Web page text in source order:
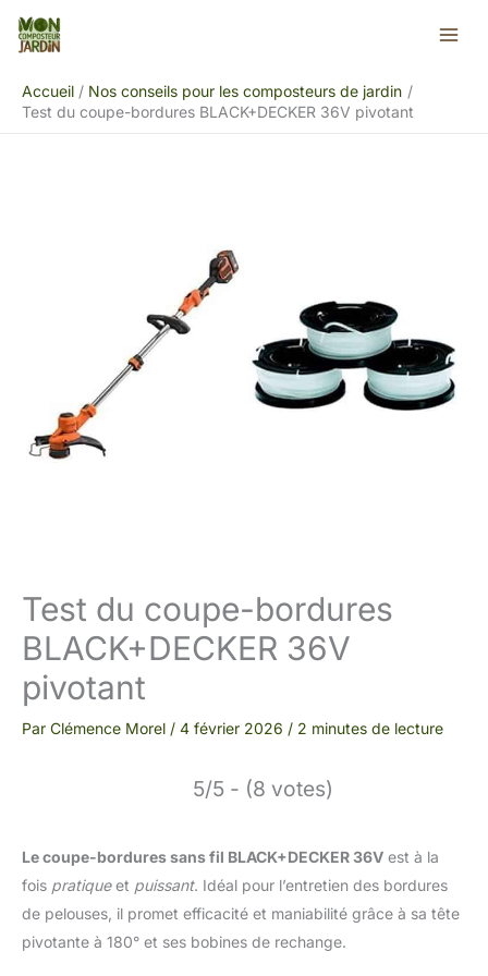
Aller
Accueil
Nos conseils pour les composteurs de jardin
Test du coupe-bordures BLACK+DECKER 36V pivotant
Test du coupe-bordures
BLACK+DECKER 36V
pivotant
Par Clémence Morel / 4 février 2026 / 2 minutes de lecture
5/5 - (8 votes)
Le coupe-bordures sans fil BLACK+DECKER 36V est à la
fois pratiqueet puissant. Idéal pour l’entretien des bordures
de pelouses, il promet efficacité et maniabilité grâce à sa tête
pivotante à 180° et ses bobines de rechange.
Rechercher